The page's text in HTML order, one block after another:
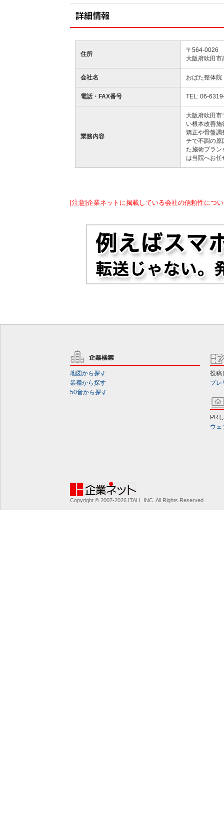
住所
〒564-0026
大阪府吹田
会社名 おばた整体院
電話・FAX番号 TEL: 06-
業務内容
大阪府吹田
い根本改善
矯正や骨盤調
チで不調の原
た施術プラン
は当院へお任
[注意]企業ネットに掲載している会社の信頼性につ
地図から探す
業種から探す
50音から探す
投稿
プレ
PR
ウェ
Copyright © 2007-2026 ITALL INC. All Rights Reserved.